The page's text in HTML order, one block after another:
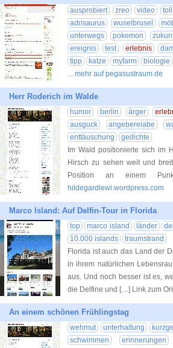
ausprobiert zreo video toll
adrisaurus
wuselbrusel
unterwegs
pokemon
ereignis
test erlebnis
tipp
katze myfarm biologie
... mehr auf pegasustraum.de
Herr Roderich im Walde
humor berlin ärger
ausguck
angebereiabe
enttäuschung
gedichte
Im Wald positionierte sich im
Hirsch zu sehen weit und
Position an einem
hildegardlewi.wordpress.com
Marco Island: Auf Delfin-Tour in Florida
top marco island länder
10.000 islands
traumstrand
Florida ist auch das Land der
in ihrem natürlichen
aus. Und noch besser ist es,
die Delfine und […] Link zum
An einem schönen Frühlingstag
wehmut unterhaltung
schwimmen
erinnerungen